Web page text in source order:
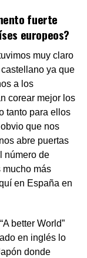
fuerte
europeos?
muy claro
ya que
a los
corear mejor los
tanto para ellos
que nos
abre puertas
número de
mucho más
en España en
better World”
en inglés lo
donde